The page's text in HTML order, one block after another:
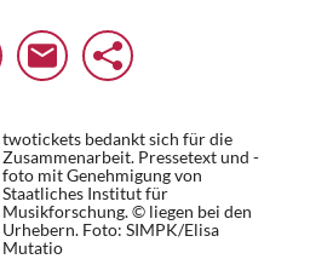
twotickets bedankt sich für die
Zusammenarbeit. Pressetext und -
foto mit Genehmigung von
Staatliches Institut für
Musikforschung. © liegen bei den
Urhebern. Foto: SIMPK/Elisa
Mutatio